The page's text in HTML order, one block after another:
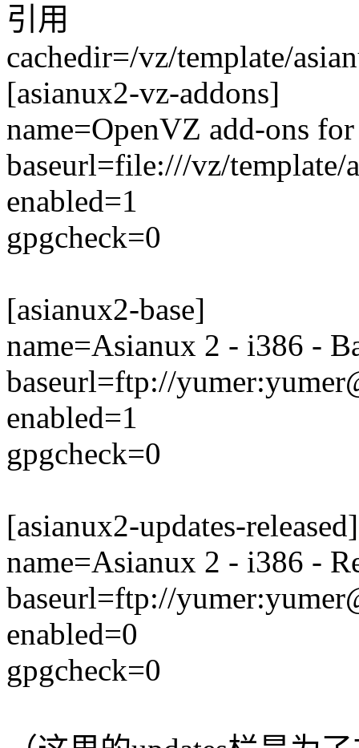
引用
cachedir=/vz/template/
[asianux2-vz-addons]
name=OpenVZ add-ons
baseurl=file:///vz/template/
enabled=1
gpgcheck=0
[asianux2-base]
name=Asianux 2 - i386 -
baseurl=ftp://
enabled=1
gpgcheck=0
[asianux2-updates-released]
name=Asianux 2 - i386 -
baseurl=ftp://
enabled=0
gpgcheck=0